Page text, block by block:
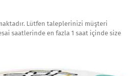
Lütfen taleplerinizi müşteri
saatlerinde en fazla 1 saat içinde size